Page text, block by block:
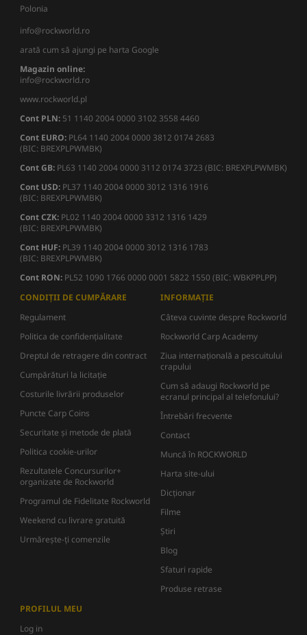
Polonia
info@rockworld.ro
arată cum să ajungi pe harta Google
Magazin online:
info@rockworld.ro
www.rockworld.pl
Cont PLN: 51 1140 2004 0000 3102 3558 4460
Cont EURO: PL64 1140 2004 0000 3812 0174 2683
(BIC: BREXPLPWMBK)
Cont GB: PL63 1140 2004 0000 3112 0174 3723 (BIC: BREXPLPWMBK)
Cont USD: PL37 1140 2004 0000 3012 1316 1916
(BIC: BREXPLPWMBK)
Cont CZK: PL02 1140 2004 0000 3312 1316 1429
(BIC: BREXPLPWMBK)
Cont HUF: PL39 1140 2004 0000 3012 1316 1783
(BIC: BREXPLPWMBK)
Cont RON: PL52 1090 1766 0000 0001 5822 1550 (BIC: WBKPPLPP)
CONDIȚII DE CUMPĂRARE
Regulament
Politica de confidențialitate
Dreptul de retragere din contract
Cumpărături la licitație
Costurile livrării produselor
Puncte Carp Coins
Securitate și metode de plată
Politica cookie-urilor
Rezultatele Concursurilor+
organizate de Rockworld
Programul de Fidelitate Rockworld
Weekend cu livrare gratuită
Urmărește-ți comenzile
INFORMAȚIE
Câteva cuvinte despre Rockworld
Rockworld Carp Academy
Ziua internațională a pescuitului
crapului
Cum să adaugi Rockworld pe
ecranul principal al telefonului?
Întrebări frecvente
Contact
Muncă în ROCKWORLD
Harta site-ului
Dicţionar
Filme
Știri
Blog
Sfaturi rapide
Produse retrase
PROFILUL MEU
Log in